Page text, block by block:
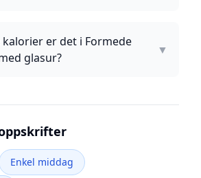
er det i Formede
glasur?
▼
Enkel middag